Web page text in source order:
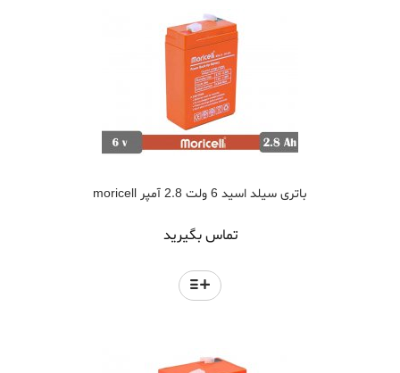
باتری سیلد اسید 6 ولت 2.8 آمپر moricell
تماس بگیرید